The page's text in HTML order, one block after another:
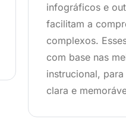
infográficos e
facilitam a
complexos.
com base nas
instrucional,
clara e